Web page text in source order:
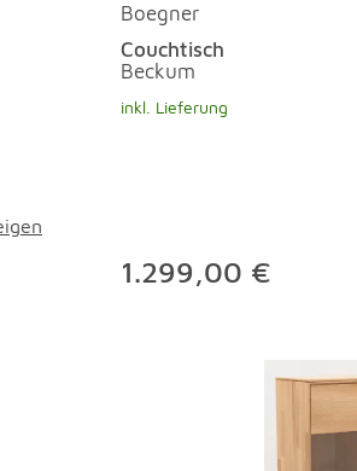
Boegner
Couchtisch
Beckum
inkl. Lieferung
1.299,00 €